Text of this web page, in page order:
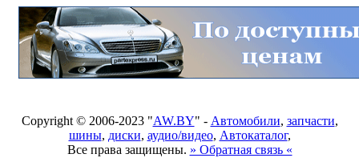
Copyright © 2006-2023 "AW.BY" - Автомобили, запчасти,
шины, диски, аудио/видео, Автокаталог,
Все права защищены. » Обратная связь «